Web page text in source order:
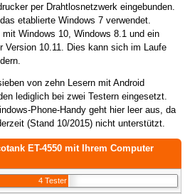
per Drahtlosnetzwerk eingebunden.
etablierte Windows 7 verwendet.
Windows 10, Windows 8.1 und ein
Version 10.11. Dies kann sich im Laufe
von zehn Lesern mit Android
lediglich bei zwei Testern eingesetzt.
Phone-Handy geht hier leer aus, da
(Stand 10/2015) nicht unterstützt.
ET-4550 mit Ihrem Computer
4 Tester